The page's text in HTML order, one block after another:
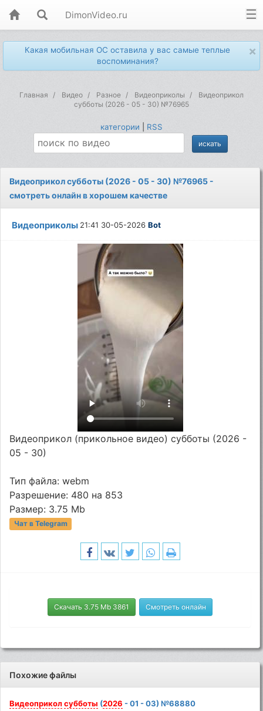
DimonVideo.ru
×
Какая мобильная ОС оставила у вас самые теплые
воспоминания?
Главная Видео Разное Видеоприколы
Видеоприкол
субботы (2026 - 05 - 30) №76965
категории RSS
Видеоприкол субботы (2026 - 05 - 30) №76965 -
смотреть онлайн в хорошем качестве
Видеоприколы 21:41 30-05-2026Bot
Видеоприкол (прикольное видео) субботы (2026 -
05 - 30)
Тип файла: webm
Разрешение: 480 на 853
Размер: 3.75 Mb
Чат в Telegram
Скачать 3.75 Mb 3861 Смотреть онлайн
Похожие файлы
Видеоприкол субботы (2026 - 01 - 03) №68880